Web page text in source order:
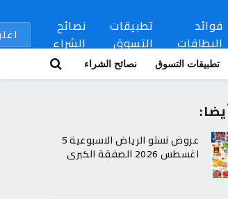
فوائد
البطاقات
تطبيقات
التسوق
نصائح
الشراء
تطبيقات التسوق نصائح الشراء
عروض نستو الرياض الاسبوعية 5
اغسطس 2026 الصفقة الكبرى